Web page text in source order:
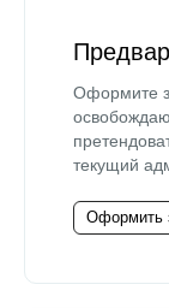
Оформите
текущий
Оформить